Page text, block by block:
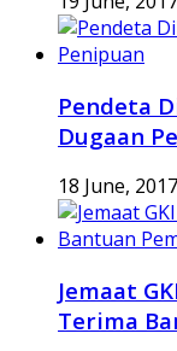
Pendeta
Dugaan
18 June, 2017
Jemaat
Terima